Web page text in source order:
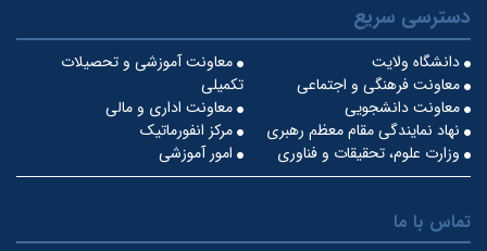
دسترسی سریع
معاونت آموزشی و تحصیلات
تکمیلی
دانشگاه ولایت
معاونت فرهنگی و اجتماعی
معاونت اداری و مالی
معاونت دانشجویی
مرکز انفورماتیک
نهاد نمایندگی مقام معظم رهبری
امور آموزشی
وزارت علوم، تحقیقات و فناوری
تماس با ما